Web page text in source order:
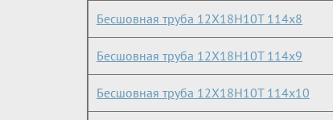
Бесшовная труба 12Х18Н10Т 114х8
Бесшовная труба 12Х18Н10Т 114х9
Бесшовная труба 12Х18Н10Т 114х10